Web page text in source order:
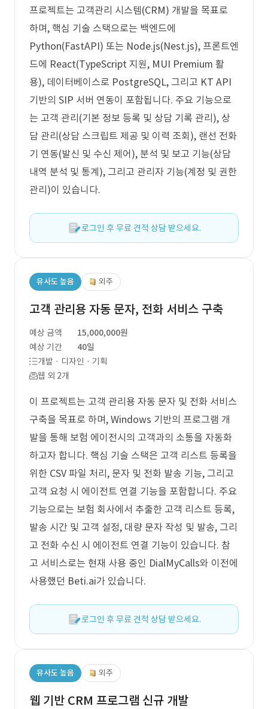
프로젝트는 고객관리 시스템(CRM) 개발을 목표로
하며, 핵심 기술 스택으로는 백엔드에
Python(FastAPI) 또는 Node.js(Nest.js), 프론트엔
드에 React(TypeScript 지원, MUI Premium 활
용), 데이터베이스로 PostgreSQL, 그리고 KT API
기반의 SIP 서버 연동이 포함됩니다. 주요 기능으로
는 고객 관리(기본 정보 등록 및 상담 기록 관리), 상
담 관리(상담 스크립트 제공 및 이력 조회), 랜선 전화
기 연동(발신 및 수신 제어), 분석 및 보고 기능(상담
내역 분석 및 통계), 그리고 관리자 기능(계정 및 권한
관리)이 있습니다.
로그인 후 무료 견적 상담 받으세요.
유사도 높음 외주
고객 관리용 자동 문자, 전화 서비스 구축
예상 금액
15,000,000원
예상 기간
40일
개발 · 디자인 · 기획
웹 외 2개
이 프로젝트는 고객 관리용 자동 문자 및 전화 서비스
구축을 목표로 하며, Windows 기반의 프로그램 개
발을 통해 보험 에이전시의 고객과의 소통을 자동화
하고자 합니다. 핵심 기술 스택은 고객 리스트 등록을
위한 CSV 파일 처리, 문자 및 전화 발송 기능, 그리고
고객 요청 시 에이전트 연결 기능을 포함합니다. 주요
기능으로는 보험 회사에서 추출한 고객 리스트 등록,
발송 시간 및 고객 설정, 대량 문자 작성 및 발송, 그리
고 전화 수신 시 에이전트 연결 기능이 있습니다. 참
고 서비스로는 현재 사용 중인 DialMyCalls와 이전에
사용했던 Beti.ai가 있습니다.
로그인 후 무료 견적 상담 받으세요.
유사도 높음 외주
웹 기반 CRM 프로그램 신규 개발